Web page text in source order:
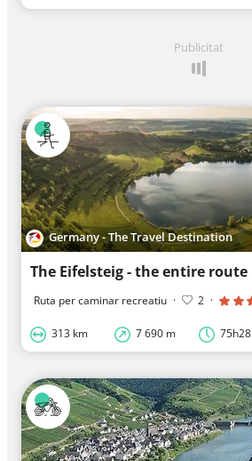
Publicitat
Germany - The Travel Destination
The Eifelsteig - the entire route
Ruta per caminar recreatiu · 2 ·
313 km 7 690 m 75h28